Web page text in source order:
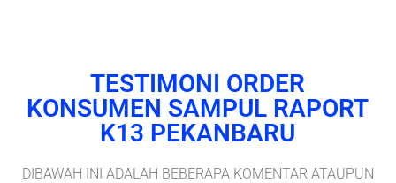
TESTIMONI ORDER
KONSUMEN SAMPUL RAPORT
K13 PEKANBARU
DIBAWAH INI ADALAH BEBERAPA KOMENTAR ATAUPUN